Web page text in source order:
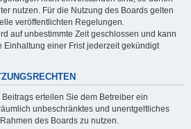
nutzen. Für die Nutzung des Boards gelten
veröffentlichten Regelungen.
auf unbestimmte Zeit geschlossen und kann
Einhaltung einer Frist jederzeit gekündigt
erteilen Sie dem Betreiber ein
unbeschränktes und unentgeltliches
des Boards zu nutzen.